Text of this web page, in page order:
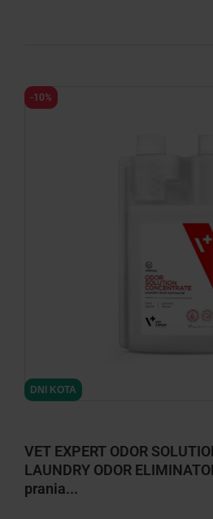
DNI KOTA
VET EXPERT ODOR
LAUNDRY ODOR
prania...
-10%